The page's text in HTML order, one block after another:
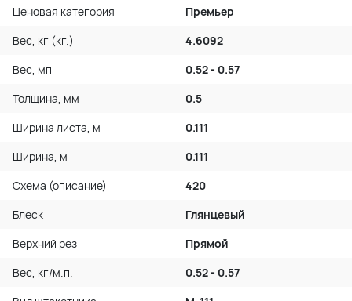
Ценовая категория
Премьер
Вес, кг (кг.)
4.6092
Вес, мп
0.52 - 0.57
Толщина, мм
0.5
Ширина листа, м
0.111
Ширина, м
0.111
Схема (описание)
420
Блеск
Глянцевый
Верхний рез
Прямой
Вес, кг/м.п.
0.52 - 0.57